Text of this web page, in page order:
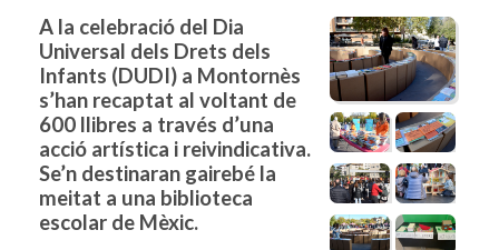
A la celebració del Dia
Universal dels Drets dels
Infants (DUDI) a Montornès
s’han recaptat al voltant de
600 llibres a través d’una
acció artística i reivindicativa.
Se’n destinaran gairebé la
meitat a una biblioteca
escolar de Mèxic.